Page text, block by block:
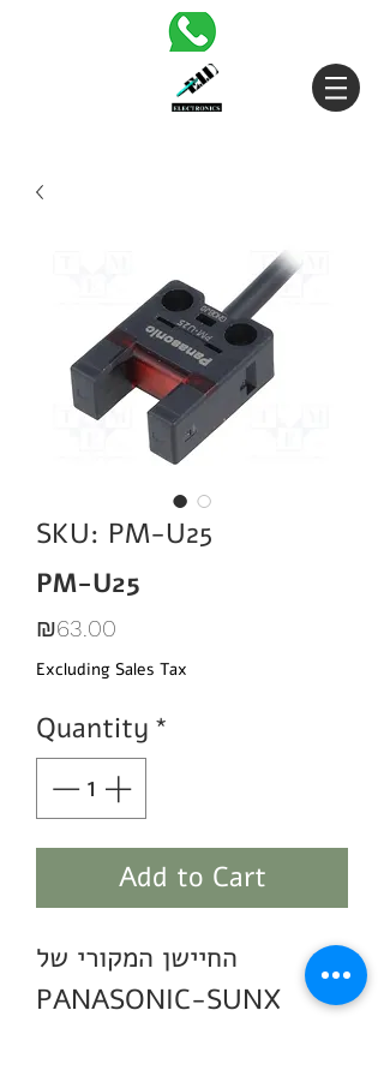
SKU: PM-U25
PM-U25
₪63.00
Excluding Sales Tax
Quantity *
Add to Cart
החיישן המקורי של
PANASONIC-SUNX